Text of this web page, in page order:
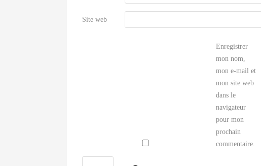
Site web
Enregistrer
mon nom,
mon e-mail et
mon site web
dans le
navigateur
pour mon
prochain
commentaire.